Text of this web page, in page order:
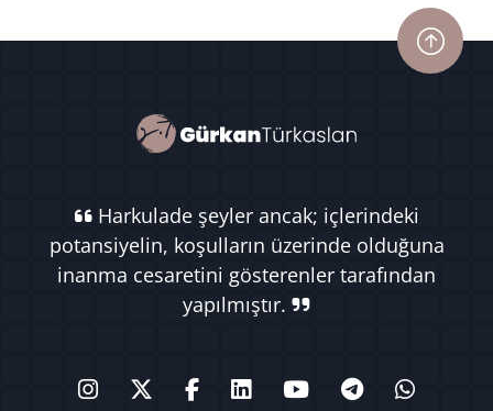
Harkulade şeyler ancak; içlerindeki
potansiyelin, koşulların üzerinde olduğuna
inanma cesaretini gösterenler tarafından
yapılmıştır.